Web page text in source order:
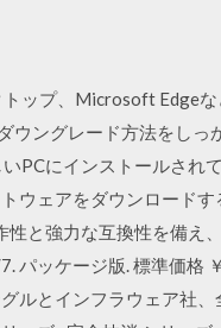
ップ、Microsoft Edge
ングレード方法をし
PCにインストールされ
ウェアをダウンロード
と強力な互換性を備え
パッケージ版. 標準価格
ルとインフラウェア社